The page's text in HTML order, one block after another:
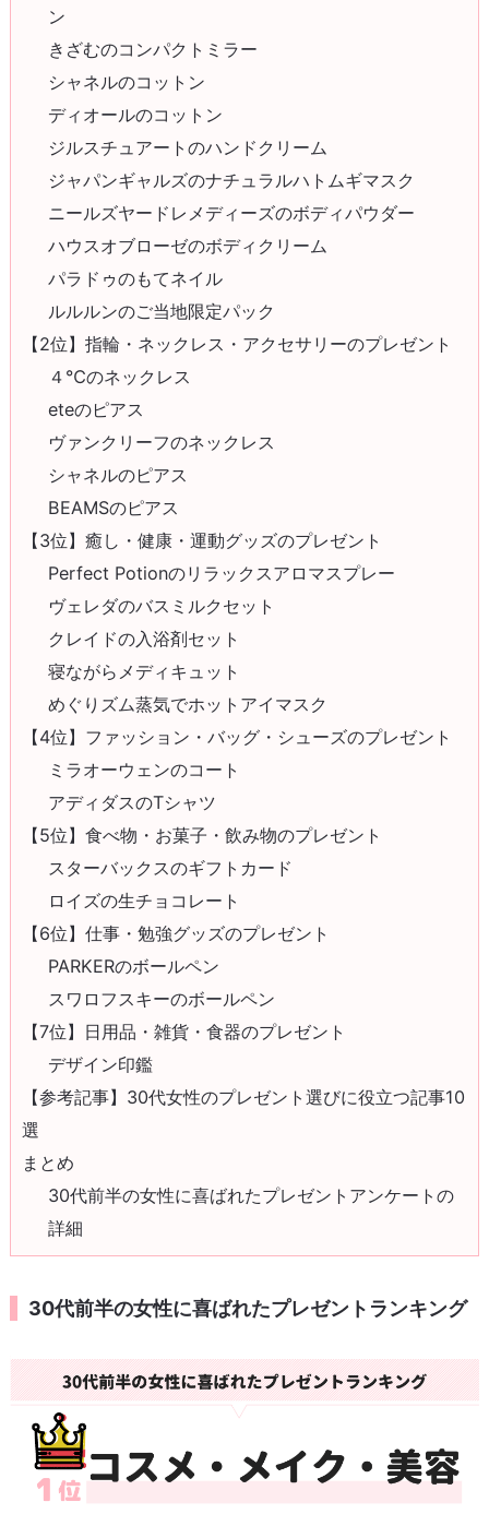
ン
きざむのコンパクトミラー
シャネルのコットン
ディオールのコットン
ジルスチュアートのハンドクリーム
ジャパンギャルズのナチュラルハトムギマスク
ニールズヤードレメディーズのボディパウダー
ハウスオブローゼのボディクリーム
パラドゥのもてネイル
ルルルンのご当地限定パック
【2位】指輪・ネックレス・アクセサリーのプレゼント
４℃のネックレス
eteのピアス
ヴァンクリーフのネックレス
シャネルのピアス
BEAMSのピアス
【3位】癒し・健康・運動グッズのプレゼント
Perfect Potionのリラックスアロマスプレー
ヴェレダのバスミルクセット
クレイドの入浴剤セット
寝ながらメディキュット
めぐりズム蒸気でホットアイマスク
【4位】ファッション・バッグ・シューズのプレゼント
ミラオーウェンのコート
アディダスのTシャツ
【5位】食べ物・お菓子・飲み物のプレゼント
スターバックスのギフトカード
ロイズの生チョコレート
【6位】仕事・勉強グッズのプレゼント
PARKERのボールペン
スワロフスキーのボールペン
【7位】日用品・雑貨・食器のプレゼント
デザイン印鑑
【参考記事】30代女性のプレゼント選びに役立つ記事10
選
まとめ
30代前半の女性に喜ばれたプレゼントアンケートの
詳細
30代前半の女性に喜ばれたプレゼントランキング